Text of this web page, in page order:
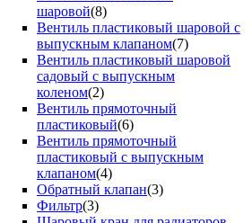
шаровой(8)
Вентиль пластиковый шаровой с
выпускным клапаном(7)
Вентиль пластиковый шаровой
садовый с выпускным
коленом(2)
Вентиль прямоточный
пластиковый(6)
Вентиль прямоточный
пластиковый с выпускным
клапаном(4)
Обратный клапан(3)
Фильтр(3)